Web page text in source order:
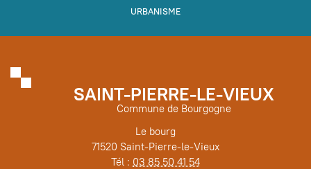
URBANISME
SAINT-PIERRE-LE-VIEUX
Commune de Bourgogne
Le bourg
71520 Saint-Pierre-le-Vieux
Tél : 03 85 50 41 54